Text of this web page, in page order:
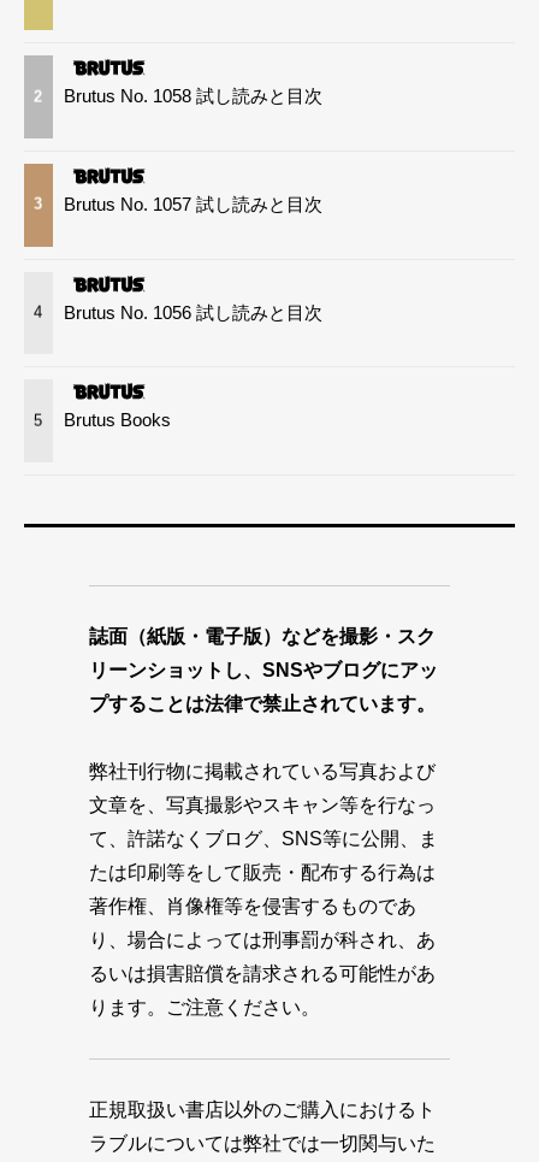
2 Brutus No. 1058 試し読みと目次
3 Brutus No. 1057 試し読みと目次
4 Brutus No. 1056 試し読みと目次
5 Brutus Books
誌面（紙版・電子版）などを撮影・スク
リーンショットし、SNSやブログにアッ
プすることは法律で禁止されています。
弊社刊行物に掲載されている写真および
文章を、写真撮影やスキャン等を行なっ
て、許諾なくブログ、SNS等に公開、ま
たは印刷等をして販売・配布する行為は
著作権、肖像権等を侵害するものであ
り、場合によっては刑事罰が科され、あ
るいは損害賠償を請求される可能性があ
ります。ご注意ください。
正規取扱い書店以外のご購入におけるト
ラブルについては弊社では一切関与いた